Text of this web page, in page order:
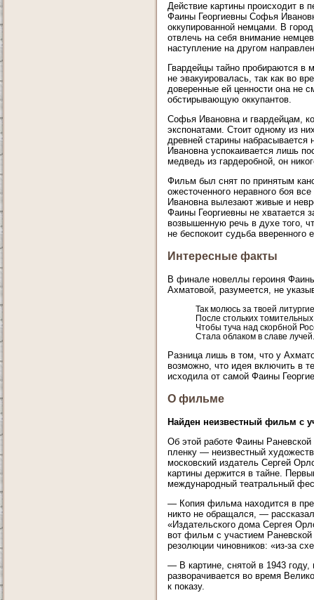
Действие картины происходит в
Фаины Георгиевны Софья
оккупированной немцами. В
отвлечь на себя внимание
наступление на другом
Гвардейцы тайно пробираются в
не эвакуировалась, так как во
доверенные ей ценности она не
обстирывающую оккупантов.
Софья Ивановна и гвардейцам,
экспонатами. Стоит одному из
древней старины
Ивановна успокаивается лишь
медведь из гардеробной, он
Фильм был снят по принятым
ожесточенного неравного боя
Ивановна вылезают живые и
Фаины Георгиевны не хватается
возвышенную речь в духе того,
не беспокоит судьба
Интересные факты
В финале новеллы героиня
Ахматовой, разумеется, не
Так молюсь за твоей
После стольких
Чтобы туча над скорбной
Стала облаком в славе
Разница лишь в том, что у
возможно, что идея включить в
исходила от самой Фаины
О фильме
Найден неизвестный фильм с
Об этой работе Фаины Раневской
пленку — неизвестный
московский издатель Сергей
картины держится в тайне.
международный театральный
— Копия фильма находится в
никто не обращался, —
«Издательского дома Сергея
вот фильм с участием
резолюции чиновников: «из-за
— В картине, снятой в 1943
разворачивается во время
к показу.